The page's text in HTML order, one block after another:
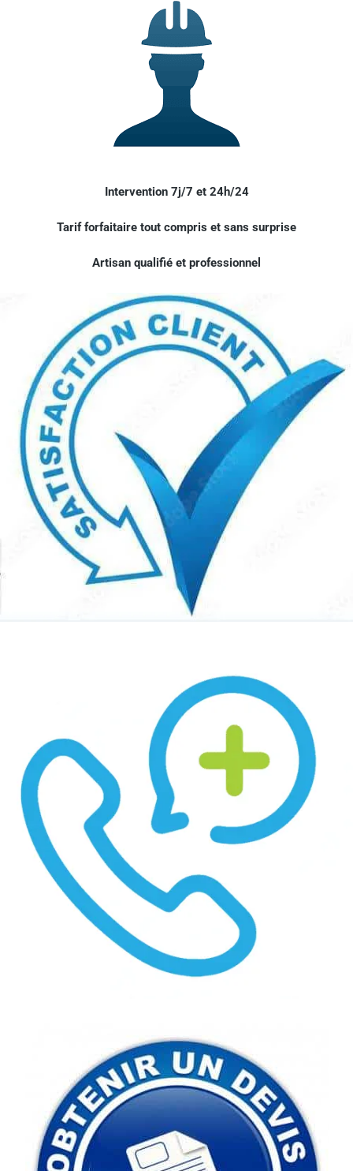
Intervention 7j/7 et 24h/24
Tarif forfaitaire tout compris et sans surprise
Artisan qualifié et professionnel